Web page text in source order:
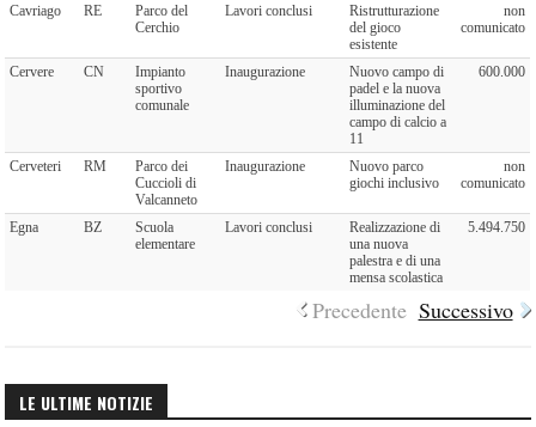
Cavriago RE
Parco del
Cerchio
Lavori conclusi
Ristrutturazione
del gioco
esistente
non
comunicato
Cervere CN
Impianto
sportivo
comunale
Inaugurazione
Nuovo campo di
padel e la nuova
illuminazione del
campo di calcio a
11
600.000
Cerveteri RM
Parco dei
Cuccioli di
Valcanneto
Inaugurazione
Nuovo parco
giochi inclusivo
non
comunicato
Egna BZ
Scuola
elementare
Lavori conclusi
Realizzazione di
una nuova
palestra e di una
mensa scolastica
5.494.750
Precedente Successivo
LE ULTIME NOTIZIE